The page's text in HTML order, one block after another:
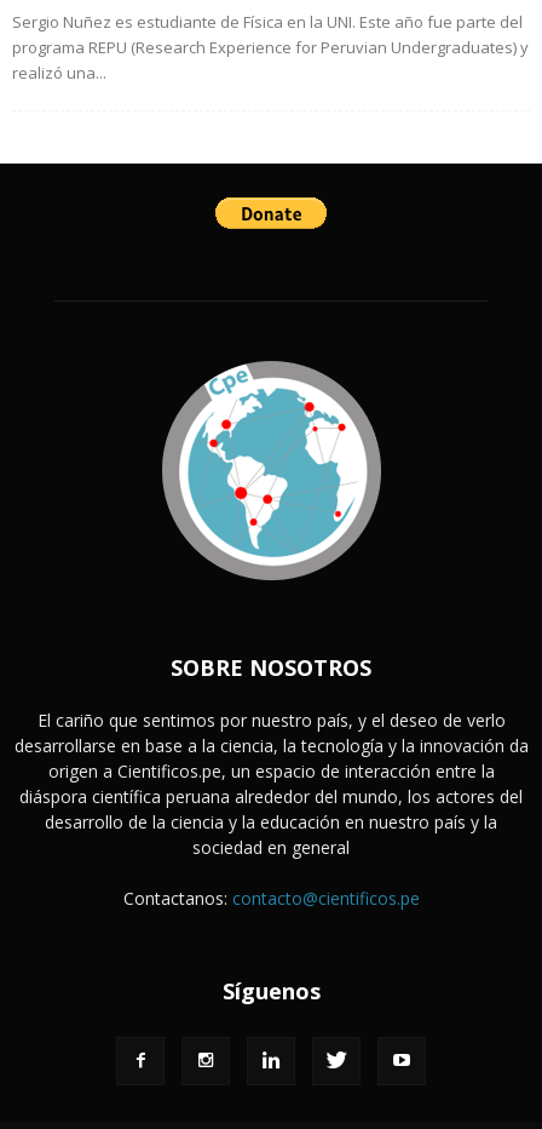
Sergio Nuñez es estudiante de Física en la UNI. Este año fue parte del
programa REPU (Research Experience for Peruvian Undergraduates) y
realizó una...
SOBRE NOSOTROS
El cariño que sentimos por nuestro país, y el deseo de verlo
desarrollarse en base a la ciencia, la tecnología y la innovación da
origen a Cientificos.pe, un espacio de interacción entre la
diáspora científica peruana alrededor del mundo, los actores del
desarrollo de la ciencia y la educación en nuestro país y la
sociedad en general
Contactanos: contacto@cientificos.pe
Síguenos